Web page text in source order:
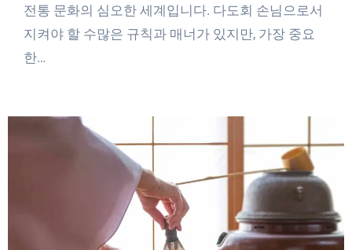
전통 문화의 심오한 세계입니다. 다도회 손님으로서
지켜야 할 수많은 규칙과 매너가 있지만, 가장 중요
한…